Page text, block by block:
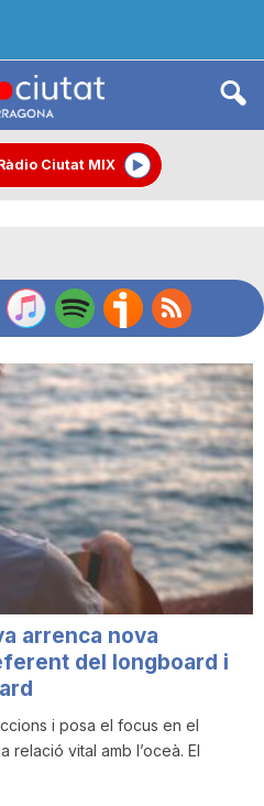
Ciutat MIX
arrenca nova
del longboard i
i posa el focus en el
vital amb l’oceà. El